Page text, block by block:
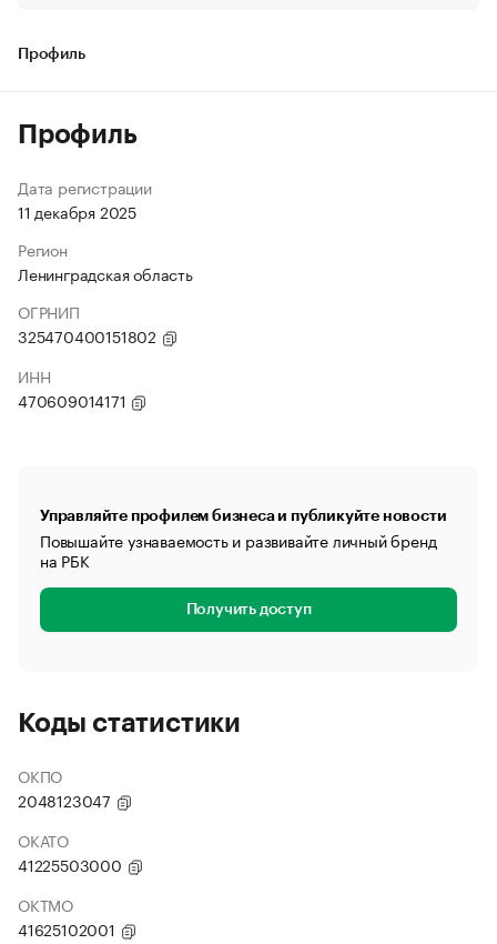
Профиль
Профиль
Дата регистрации
11 декабря 2025
Регион
Ленинградская область
ОГРНИП
325470400151802
ИНН
470609014171
Управляйте профилем бизнеса и публикуйте новости
Повышайте узнаваемость и развивайте личный бренд
на РБК
Получить доступ
Коды статистики
ОКПО
2048123047
ОКАТО
41225503000
ОКТМО
41625102001